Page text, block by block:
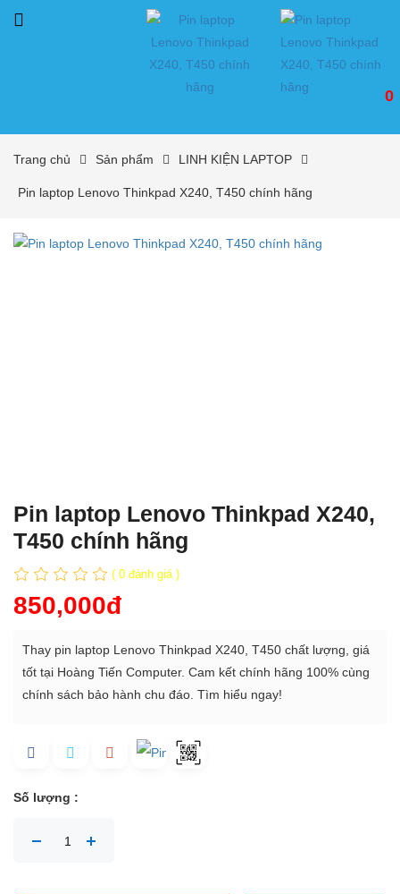
0
Trang chủ Sản phẩm LINH KIỆN LAPTOP
Pin laptop Lenovo Thinkpad X240, T450 chính hãng
Pin laptop Lenovo Thinkpad X240,
T450 chính hãng
( 0 đánh giá )
850,000đ
Thay pin laptop Lenovo Thinkpad X240, T450 chất lượng, giá
tốt tại Hoàng Tiến Computer. Cam kết chính hãng 100% cùng
chính sách bảo hành chu đáo. Tìm hiểu ngay!
Số lượng :